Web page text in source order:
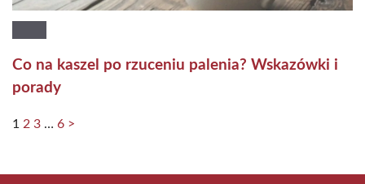
Co na kaszel po rzuceniu palenia? Wskazówki i
porady
1 2 3 … 6 >